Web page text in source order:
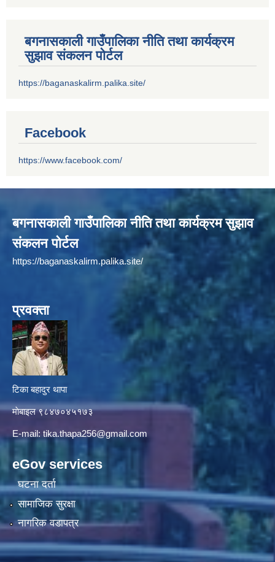
बगनासकाली गाउँपालिका नीति तथा कार्यक्रम
सुझाव संकलन पोर्टल
https://baganaskalirm.palika.site/
Facebook
https://www.facebook.com/
बगनासकाली गाउँपालिका नीति तथा कार्यक्रम सुझाव
संकलन पोर्टल
https://baganaskalirm.palika.site/
प्रवक्ता
टिका बहादुर थापा
माे‍बाइल ९८४७०४५१७३
E-mail: tika.thapa256@gmail.com
eGov services
घटना दर्ता
सामाजिक सुरक्षा
नागरिक वडापत्र